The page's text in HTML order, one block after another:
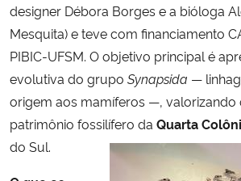
designer Débora Borges e a bióloga
Mesquita) e teve com financiamento
PIBIC-UFSM. O objetivo principal é
evolutiva do grupo Synapsida —
origem aos mamíferos —, valorizando
patrimônio fossilífero da Quarta
do Sul.